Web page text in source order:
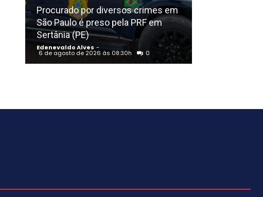
Procurado por diversos crimes em
São Paulo é preso pela PRF em
Sertânia (PE)
Edenevaldo Alves -
6 de agosto de 2026 às 08:30h 0